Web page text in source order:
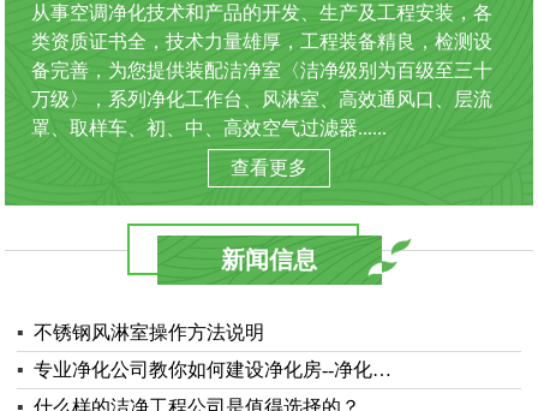
从事空调净化技术和产品的开发、生产及工程安装，各
类资质证书全，技术力量雄厚，工程装备精良，检测设
备完善，为您提供装配洁净室〈洁净级别为百级至三十
万级〉，系列净化工作台、风淋室、高效通风口、层流
罩、取样车、初、中、高效空气过滤器......
查看更多
新闻信息
▪ 不锈钢风淋室操作方法说明
▪ 专业净化公司教你如何建设净化房--净化…
▪ 什么样的洁净工程公司是值得选择的？